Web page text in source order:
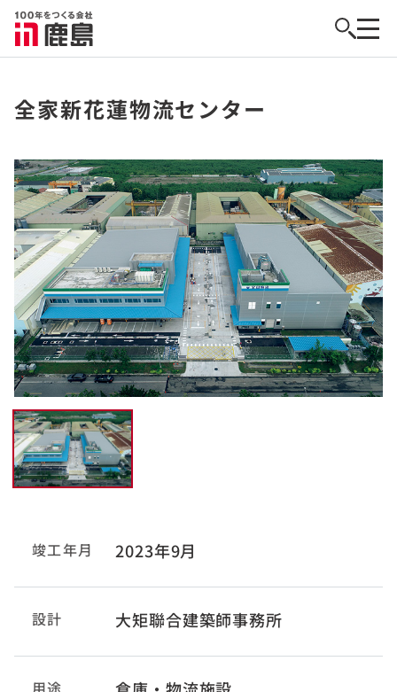
全家新花蓮物流センター
竣工年月 2023年9月
設計 大矩聯合建築師事務所
用途